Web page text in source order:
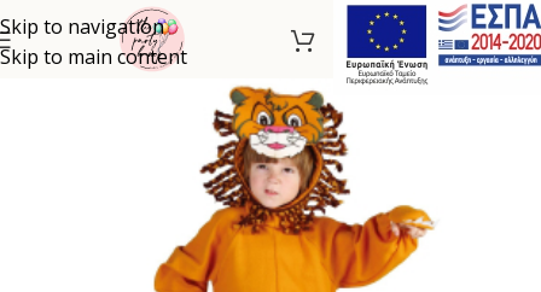
Skip to navigation
Skip to main content